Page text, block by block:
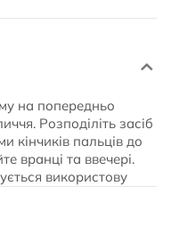
на попередньо
Розподіліть засіб
кінчиків пальців до
вранці та ввечері.
використову